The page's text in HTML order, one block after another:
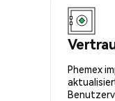
Phemex